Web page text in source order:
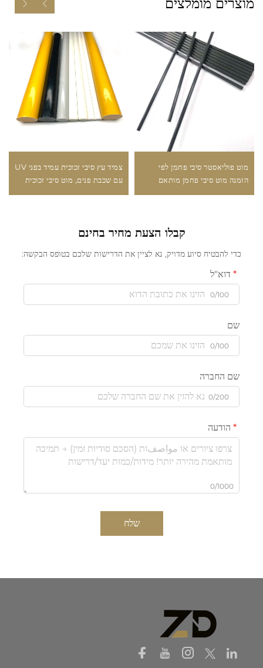
מוצרים מומלצים
מוט פוליאסטר סיבי פחמן לפי
הזמנה מוט סיבי פחמן מותאם
צמיד עץ סיבי זכוכית עמיד בפני UV
עם שכבת פנים, מוט סיבי זכוכית
קבלו הצעת מחיר בחינם
כדי להבטיח סיוע מדויק, נא לציין את הדרישות שלכם בטופס הבקשה:
דוא"ל
0/100
שם
0/100
שם החברה
0/200
הודעה
0/1000
שלח